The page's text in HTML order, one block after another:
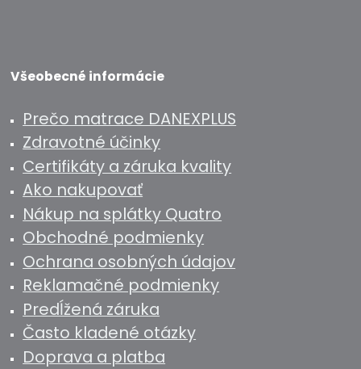
Všeobecné informácie
Prečo matrace DANEXPLUS
Zdravotné účinky
Certifikáty a záruka kvality
Ako nakupovať
Nákup na splátky Quatro
Obchodné podmienky
Ochrana osobných údajov
Reklamačné podmienky
Predĺžená záruka
Často kladené otázky
Doprava a platba